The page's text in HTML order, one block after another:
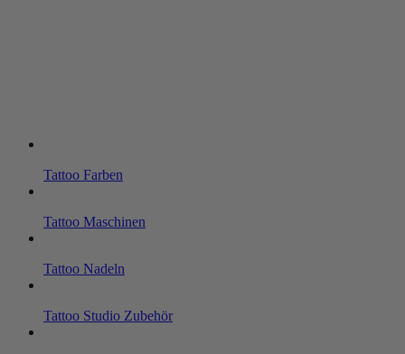
Tattoo Farben
Tattoo Maschinen
Tattoo Nadeln
Tattoo Studio Zubehör